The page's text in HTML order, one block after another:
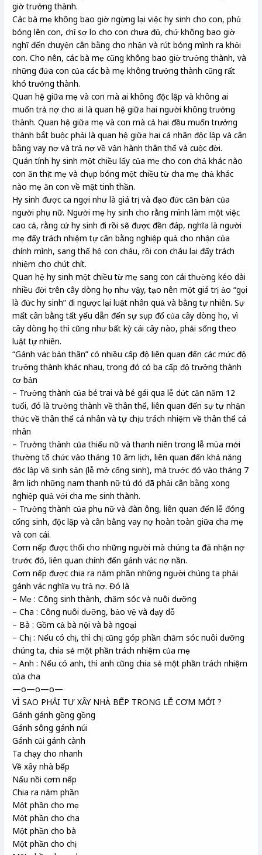
giờ trưởng thành.
Các bà mẹ không bao giờ ngừng lại việc hy sinh cho con, phủ
bóng lên con, chỉ sợ lo cho con chưa đủ, chứ không bao giờ
nghĩ đến chuyện cân bằng cho nhận và rút bóng mình ra khỏi
con. Cho nên, các bà mẹ cũng không bao giờ trưởng thành, và
những đứa con của các bà mẹ không trưởng thành cũng rất
khó trưởng thành.
Quan hệ giữa mẹ và con mà ai không độc lập và không ai
muốn trả nợ cho ai là quan hệ giữa hai người không trưởng
thành. Quan hệ giữa mẹ và con mà cả hai đều muốn trưởng
thành bắt buộc phải là quan hệ giữa hai cá nhân độc lập và cân
bằng vay nợ và trả nợ về vận hành thân thể và cuộc đời.
Quán tính hy sinh một chiều lấy của mẹ cho con chả khác nào
con ăn thịt mẹ và chụp bóng một chiều từ cha mẹ chả khác
nào mẹ ăn con về mặt tinh thần.
Hy sinh được ca ngợi như là giá trị và đạo đức căn bản của
người phụ nữ. Người mẹ hy sinh cho rằng mình làm một việc
cao cả, rằng cứ hy sinh đi rồi sẽ được đền đáp, nghĩa là người
mẹ đẩy trách nhiệm tự cân bằng nghiệp quả cho nhận của
chính mình, sang thế hệ con cháu, rồi con cháu lại đẩy trách
nhiệm cho chút chít.
Quan hệ hy sinh một chiều từ mẹ sang con cái thường kéo dài
nhiều đời trên cây dòng họ như vậy, tạo nên một giá trị ảo “gọi
là đức hy sinh” đi ngược lại luật nhân quả và bằng tự nhiên. Sự
mất cân bằng tất yếu dẫn đến sự sụp đổ của cây dòng họ, vì
cây dòng họ thì cũng như bất kỳ cái cây nào, phải sống theo
luật tự nhiên.
“Gánh vác bản thân” có nhiều cấp độ liên quan đến các mức độ
trưởng thành khác nhau, trong đó có ba cấp độ trưởng thành
cơ bản
– Trưởng thành của bé trai và bé gái qua lễ dứt căn năm 12
tuổi, đó là trưởng thành về thân thể, liên quan đến sự tự nhận
thức về thân thể cá nhân và tự chịu trách nhiệm về thân thể cá
nhân
– Trưởng thành của thiếu nữ và thanh niên trong lễ mùa mới
thường tổ chức vào tháng 10 âm lịch, liên quan đến khả năng
độc lập về sinh sản (lễ mở cổng sinh), mà trước đó vào tháng 7
âm lịch những nam thanh nữ tú đó đã phải cân bằng xong
nghiệp quả với cha mẹ sinh thành.
– Trưởng thành của phụ nữ và đàn ông, liên quan đến lễ đóng
cổng sinh, độc lập và cân bằng vay nợ hoàn toàn giữa cha mẹ
và con cái.
Cơm nếp được thổi cho những người mà chúng ta đã nhận nợ
trước đó, liên quan chính đến gánh vác nợ nần.
Cơm nếp được chia ra năm phần những người chúng ta phải
gánh vác nghĩa vụ trả nợ. Đó là
– Mẹ : Công sinh thành, chăm sóc và nuôi dưỡng
– Cha : Công nuôi dưỡng, bảo vệ và dạy dỗ
– Bà : Gồm cả bà nội và bà ngoại
– Chị : Nếu có chị, thì chị cũng góp phần chăm sóc nuôi dưỡng
chúng ta, chia sẻ một phần trách nhiệm của mẹ
– Anh : Nếu có anh, thì anh cũng chia sẻ một phần trách nhiệm
của cha
—o—o—o—
VÌ SAO PHẢI TỰ XÂY NHÀ BẾP TRONG LỄ CƠM MỚI ?
Gánh gánh gồng gồng
Gánh sông gánh núi
Gánh củi gánh cành
Ta chạy cho nhanh
Về xây nhà bếp
Nấu nồi cơm nếp
Chia ra năm phần
Một phần cho mẹ
Một phần cho cha
Một phần cho bà
Một phần cho chị